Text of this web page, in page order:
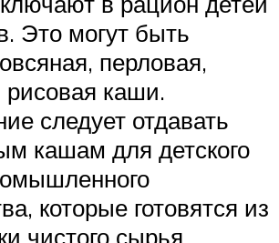
Это могут быть
перловая,
рисовая каши.
следует отдавать
кашам для детского
которые готовятся из
чистого сырья,